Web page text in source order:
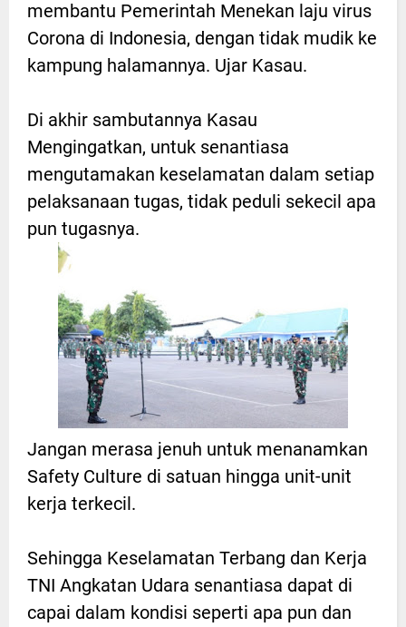
membantu Pemerintah Menekan laju virus
Corona di Indonesia, dengan tidak mudik ke
kampung halamannya. Ujar Kasau.
Di akhir sambutannya Kasau
Mengingatkan, untuk senantiasa
mengutamakan keselamatan dalam setiap
pelaksanaan tugas, tidak peduli sekecil apa
pun tugasnya.
Jangan merasa jenuh untuk menanamkan
Safety Culture di satuan hingga unit-unit
kerja terkecil.
Sehingga Keselamatan Terbang dan Kerja
TNI Angkatan Udara senantiasa dapat di
capai dalam kondisi seperti apa pun dan